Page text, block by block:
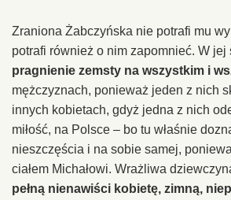
Zraniona Żabczyńska nie potrafi mu
potrafi również o nim zapomnieć. W jej
pragnienie zemsty na wszystkim i
mężczyznach, ponieważ jeden z nich
innych kobietach, gdyż jedna z nich
miłość, na Polsce – bo tu właśnie
nieszczęścia i na sobie samej,
ciałem Michałowi. Wrażliwa
pełną nienawiści kobietę, zimną,